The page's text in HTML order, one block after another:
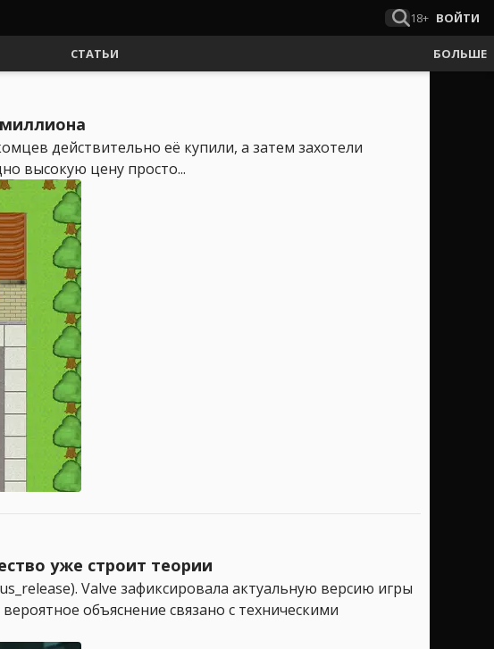
18+ ВОЙТИ
СТАТЬИ БОЛЬШЕ
миллиона
действительно её купили, а затем захотели
высокую цену просто...
уже строит теории
Valve зафиксировала актуальную версию игры
объяснение связано с техническими